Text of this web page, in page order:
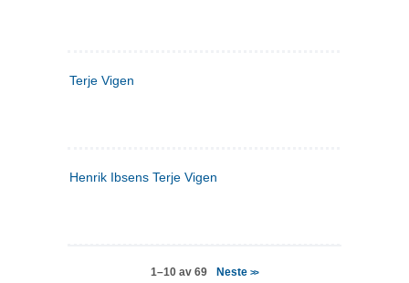
Terje Vigen
Henrik Ibsens Terje Vigen
1–10 av 69 Neste>>